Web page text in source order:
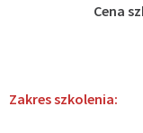
Cena
Zakres szkolenia: